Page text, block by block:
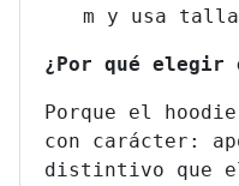
m y usa talla
¿Por qué elegir
Porque el
con carácter:
distintivo que